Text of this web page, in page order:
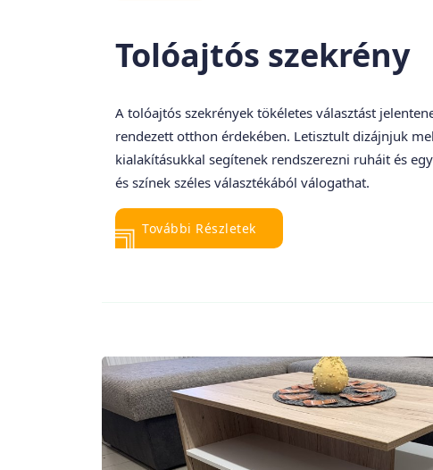
Tolóajtós szekrény
A tolóajtós szekrények tökéletes választást
rendezett otthon érdekében. Letisztult dizájnjuk
kialakításukkal segítenek rendszerezni ruháit és
és színek széles választékából válogathat.
További Részletek